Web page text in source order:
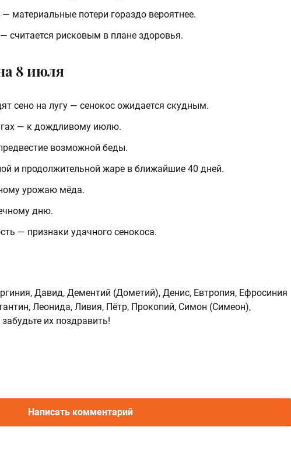
материальные потери гораздо вероятнее.
считается рисковым в плане здоровья.
8 июля
сено на лугу — сенокос ожидается скудным.
— к дождливому июлю.
возможной беды.
и продолжительной жаре в ближайшие 40 дней.
урожаю мёда.
дню.
— признаки удачного сенокоса.
Давид, Дементий (Дометий), Денис, Евтропия, Ефросиния
Леонида, Ливия, Пётр, Прокопий, Симон (Симеон),
их поздравить!
Написать комментарий